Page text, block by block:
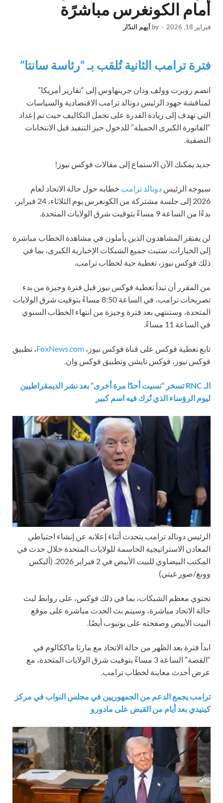
أمام الكونغرس مباشرًة
فبراير 18, 2026 -
by أيهم الندّار
فترة ترامب الثانية تُلقب بـ “رئاسة سانتا”
انضم روبرت وولف ودان جرينهاوس إلى “تقارير أمريكا”
لمناقشة جهود الرئيس دونالد ترامب الاقتصادية والسياسات
التي تهدف إلى زيادة القدرة على تحمل التكاليف حيث تم إعداد
“الفاتورة الكبرى الجميلة” للدخول حيز التنفيذ قبل الانتخابات
النصفية.
جديد يمكنك الآن الاستماع إلى مقالات فوكس نيوز!
سيوجه الرئيس دونالد ترامب خطابه حول حالة الاتحاد لعام
2026 إلى جلسة مشتركة من الكونغرس يوم الثلاثاء، 24 فبراير،
بدءًا من الساعة 9 مساءً بتوقيت شرق الولايات المتحدة.
لن يفتقر المشاهدون الذين يأملون في مشاهدة الخطاب مباشرة
إلى الخيارات. ستبث جميع الشبكات الإخبارية الكبرى، بما في
ذلك فوكس نيوز، تغطية حية لخطاب ترامب.
من المقرر أن تبدأ تغطية فوكس نيوز قبل فترة وجيزة من بدء
تصريحات ترامب، في الساعة 8:50 مساءً بتوقيت شرق الولايات
المتحدة، وستنتهي بعد فترة وجيزة من انتهاء الخطاب السنوي
في الساعة 11 مساءً.
تابع تغطية فوكس على قناة فوكس نيوز، FoxNews.com، تطبيق
فوكس نيوز، فوكس نايشن وتطبيق فوكس وان.
الـ RNC تسخر “نسيت أحدًا مرة أخرى” بعد نشر الديمقراطيين
ليوم الرؤساء الذي تُرك فيه اسم كبير
الرئيس دونالد ترامب يتحدث أثناء إعلانه عن إنشاء احتياطي
المعادن الاستراتيجية الحاسمة للولايات المتحدة خلال حدث في
المكتب البيضاوي للبيت الأبيض في 2 فبراير 2026.
(أليكس
وونغ/صور غيتي)
تحتوي معظم الشبكات، بما في ذلك فوكس، على روابط لبث
حالة الاتحاد مباشرة، وسيتم بث الحدث مباشرة على موقع
البيت الأبيض وصفحته على يوتيوب أيضًا.
ابدأ فترة بعد الظهر من حالة الاتحاد مع مارثا ماككالوم في
“القصة” الساعة 3 مساءً بتوقيت شرق الولايات المتحدة، مع
عرض أحدث معاينة لخطاب ترامب.
ترامب يجمع الدعم من الجمهوريين في مجلس النواب في مركز
كينيدي بعد أيام من القبض على مادورو